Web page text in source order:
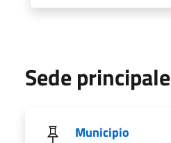
Sede principale
Municipio